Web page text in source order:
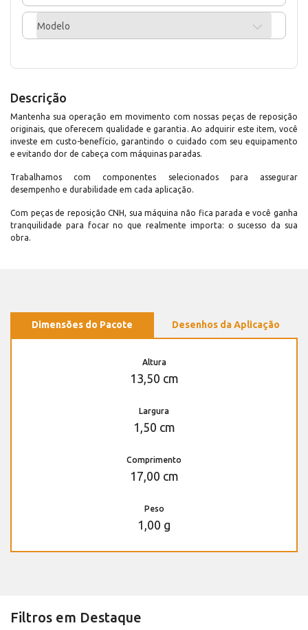
Modelo
Descrição
Mantenha sua operação em movimento com nossas peças de reposição
originais, que oferecem qualidade e garantia. Ao adquirir este item, você
investe em custo-benefício, garantindo o cuidado com seu equipamento
e evitando dor de cabeça com máquinas paradas.
Trabalhamos com componentes selecionados para assegurar
desempenho e durabilidade em cada aplicação.
Com peças de reposição CNH, sua máquina não fica parada e você ganha
tranquilidade para focar no que realmente importa: o sucesso da sua
obra.
Dimensões do Pacote Desenhos da Aplicação
Altura
13,50 cm
Largura
1,50 cm
Comprimento
17,00 cm
Peso
1,00 g
Filtros em Destaque